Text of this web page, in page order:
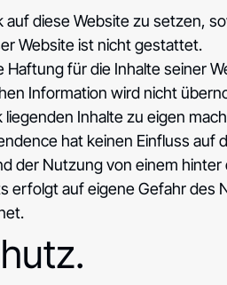
auf diese Website zu setzen,
Website ist nicht gestattet.
für die Inhalte seiner
Information wird nicht
liegenden Inhalte zu eigen
hat keinen Einfluss
der Nutzung von einem
erfolgt auf eigene Gefahr